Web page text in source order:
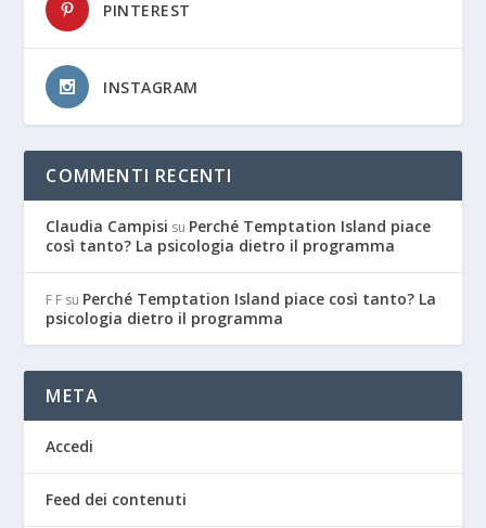
PINTEREST
INSTAGRAM
COMMENTI RECENTI
Claudia Campisi su Perché Temptation Island piace
così tanto? La psicologia dietro il programma
F F su Perché Temptation Island piace così tanto? La
psicologia dietro il programma
META
Accedi
Feed dei contenuti